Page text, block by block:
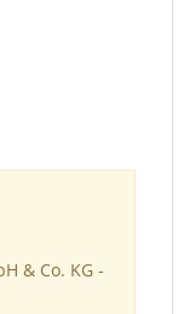
& Co. KG -